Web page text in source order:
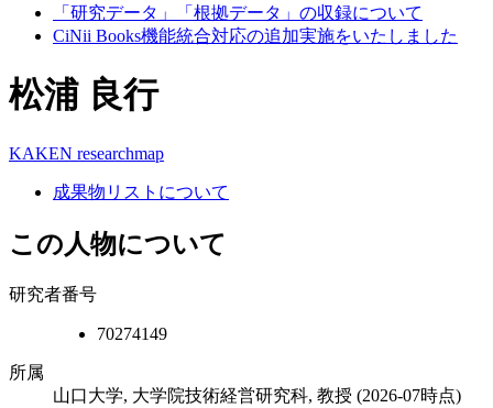
「研究データ」「根拠データ」の収録について
CiNii Books機能統合対応の追加実施をいたしました
松浦 良行
KAKEN researchmap
成果物リストについて
この人物について
研究者番号
70274149
所属
山口大学, 大学院技術経営研究科, 教授 (2026-07時点)